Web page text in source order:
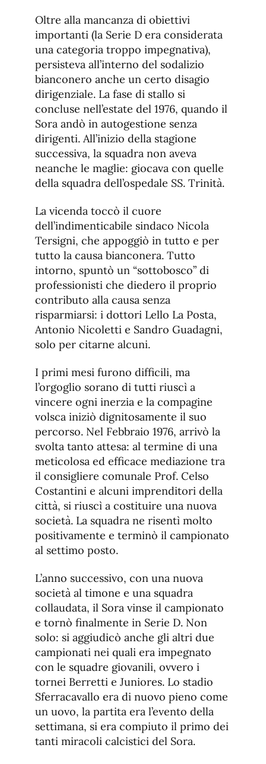
Oltre alla mancanza di obiettivi
importanti (la Serie D era considerata
una categoria troppo impegnativa),
persisteva all’interno del sodalizio
bianconero anche un certo disagio
dirigenziale. La fase di stallo si
concluse nell’estate del 1976, quando il
Sora andò in autogestione senza
dirigenti. All’inizio della stagione
successiva, la squadra non aveva
neanche le maglie: giocava con quelle
della squadra dell’ospedale SS. Trinità.
La vicenda toccò il cuore
dell’indimenticabile sindaco Nicola
Tersigni, che appoggiò in tutto e per
tutto la causa bianconera. Tutto
intorno, spuntò un “sottobosco” di
professionisti che diedero il proprio
contributo alla causa senza
risparmiarsi: i dottori Lello La Posta,
Antonio Nicoletti e Sandro Guadagni,
solo per citarne alcuni.
I primi mesi furono difficili, ma
l’orgoglio sorano di tutti riuscì a
vincere ogni inerzia e la compagine
volsca iniziò dignitosamente il suo
percorso. Nel Febbraio 1976, arrivò la
svolta tanto attesa: al termine di una
meticolosa ed efficace mediazione tra
il consigliere comunale Prof. Celso
Costantini e alcuni imprenditori della
città, si riuscì a costituire una nuova
società. La squadra ne risentì molto
positivamente e terminò il campionato
al settimo posto.
L’anno successivo, con una nuova
società al timone e una squadra
collaudata, il Sora vinse il campionato
e tornò finalmente in Serie D. Non
solo: si aggiudicò anche gli altri due
campionati nei quali era impegnato
con le squadre giovanili, ovvero i
tornei Berretti e Juniores. Lo stadio
Sferracavallo era di nuovo pieno come
un uovo, la partita era l’evento della
settimana, si era compiuto il primo dei
tanti miracoli calcistici del Sora.